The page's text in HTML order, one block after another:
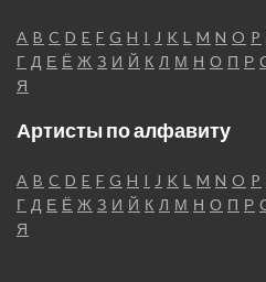
A B C D E F G H I J K L M N O P
Г Д Е Ё Ж З И Й К Л М Н О П Р
Я
Артисты по алфавиту
A B C D E F G H I J K L M N O P
Г Д Е Ё Ж З И Й К Л М Н О П Р
Я